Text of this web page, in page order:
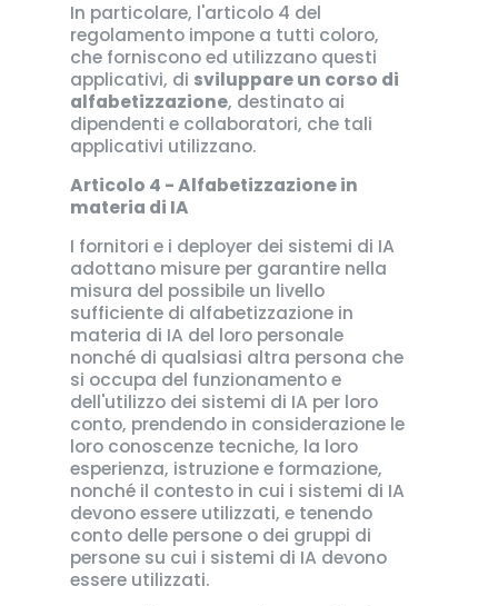
In particolare, l'articolo 4 del
regolamento impone a tutti coloro,
che forniscono ed utilizzano questi
applicativi, di sviluppare un corso di
alfabetizzazione, destinato ai
dipendenti e collaboratori, che tali
applicativi utilizzano.
Articolo 4 - Alfabetizzazione in
materia di IA
I fornitori e i deployer dei sistemi di IA
adottano misure per garantire nella
misura del possibile un livello
sufficiente di alfabetizzazione in
materia di IA del loro personale
nonché di qualsiasi altra persona che
si occupa del funzionamento e
dell'utilizzo dei sistemi di IA per loro
conto, prendendo in considerazione le
loro conoscenze tecniche, la loro
esperienza, istruzione e formazione,
nonché il contesto in cui i sistemi di IA
devono essere utilizzati, e tenendo
conto delle persone o dei gruppi di
persone su cui i sistemi di IA devono
essere utilizzati.